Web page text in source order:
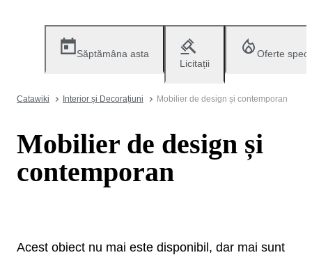
Săptămâna asta
Licitații
Oferte
Catawiki Interior și Decorațiuni Mobilier de design și contemporan
Mobilier de design și
contemporan
Acest obiect nu mai este disponibil, dar mai sunt